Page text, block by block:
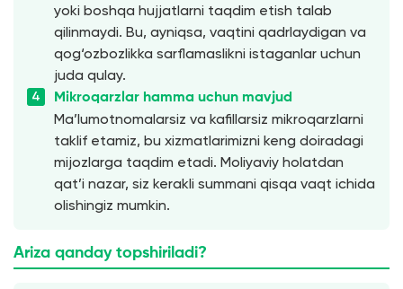
yoki boshqa hujjatlarni taqdim etish talab
qilinmaydi. Bu, ayniqsa, vaqtini qadrlaydigan va
qog‘ozbozlikka sarflamaslikni istaganlar uchun
juda qulay.
Mikroqarzlar hamma uchun mavjud
Ma’lumotnomalarsiz va kafillarsiz mikroqarzlarni
taklif etamiz, bu xizmatlarimizni keng doiradagi
mijozlarga taqdim etadi. Moliyaviy holatdan
qat’i nazar, siz kerakli summani qisqa vaqt ichida
olishingiz mumkin.
Ariza qanday topshiriladi?